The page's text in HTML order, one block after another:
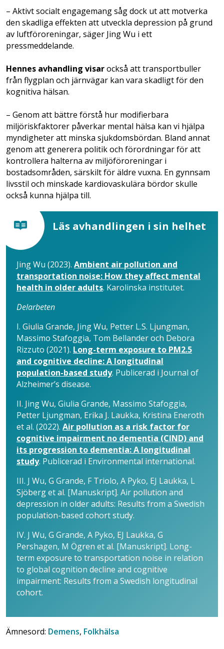
– Aktivt socialt engagemang såg dock ut att motverka
den skadliga effekten att utveckla depression på grund
av luftföroreningar, säger Jing Wu i ett
pressmeddelande.
Hennes avhandling visarockså att transportbuller
från flygplan och järnvägar kan vara skadligt för den
kognitiva hälsan.
– Genom att bättre förstå hur modifierbara
miljöriskfaktorer påverkar mental hälsa kan vi hjälpa
myndigheter att minska sjukdomsbördan. Bland annat
genom att generera politik och förordningar för att
kontrollera halterna av miljöföroreningar i
bostadsområden, särskilt för äldre vuxna. En gynnsam
livsstil och minskade kardiovaskulära bördor skulle
också kunna hjälpa till.
Läs avhandlingen i sin helhet
Jing Wu (2023). Ambient air pollution and
transportation noise: How they affect mental
health in older adults. Karolinska institutet.
Delarbeten
I. Giulia Grande, Jing Wu, Petter L.S. Ljungman,
Massimo Stafoggia, Tom Bellander och Debora
Rizzuto (2021). Long-term exposure to PM2.5
and cognitive decline: A longitudinal
population-based study. Publicerad i Journal of
Alzheimer’s disease.
II. Jing Wu, Giulia Grande, Massimo Stafoggia,
Petter Ljungman, Erika J. Laukka, Kristina Eneroth
et al. (2022). Air pollution as a risk factor for
cognitive impairment no dementia (CIND) and
its progression to dementia: A longitudinal
study. Publicerad i Environmental international.
III. J Wu, G Grande, F Triolo, A Pyko, EJ Laukka, L
Sjöberg et al. [Manuskript]. Air pollution and
depression in older adults: Results from a Swedish
population-based cohort study.
IV. J Wu, G Grande, A Pyko, EJ Laukka, G
Pershagen, M Ögren et al. [Manuskript]. Long-
term exposure to transportation noise in relation
to global cognition decline and cognitive
impairment: Results from a Swedish longitudinal
cohort.
Ämnesord: Demens, Folkhälsa